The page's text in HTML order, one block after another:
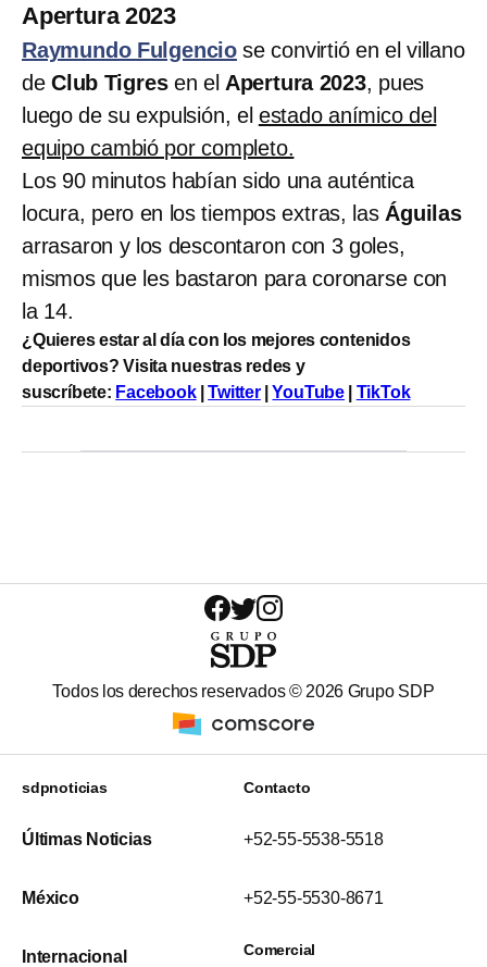
Apertura 2023
Raymundo Fulgencio se convirtió en el villano
de Club Tigresen el Apertura 2023, pues
luego de su expulsión, el estado anímico del
equipo cambió por completo.
Los 90 minutos habían sido una auténtica
locura, pero en los tiempos extras, las Águilas
arrasaron y los descontaron con 3 goles,
mismos que les bastaron para coronarse con
la 14.
¿Quieres estar al día con los mejores contenidos
deportivos? Visita nuestras redes y
suscríbete: Facebook|Twitter|YouTube TikTok
Todos los derechos reservados © 2026 Grupo SDP
sdpnoticias
Últimas Noticias
México
Internacional
Contacto
+52-55-5538-5518
+52-55-5530-8671
Comercial